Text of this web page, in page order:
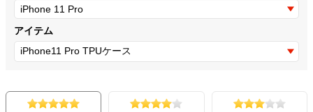
アイテム